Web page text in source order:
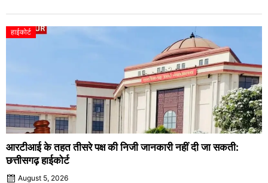
हाईकोर्ट
आरटीआई के तहत तीसरे पक्ष की निजी जानकारी नहीं दी जा सकती:
छत्तीसगढ़ हाईकोर्ट
August 5, 2026